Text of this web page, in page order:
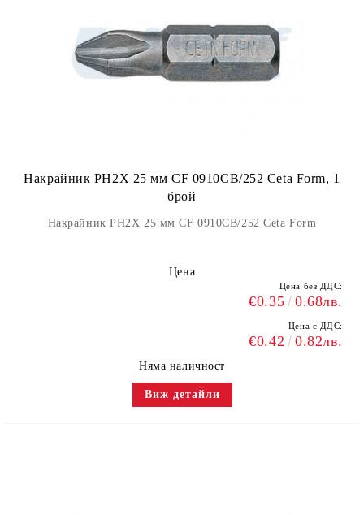
Накрайник PH2X 25 мм CF 0910CB/252 Ceta Form, 1
брой
Накрайник PH2X 25 мм CF 0910CB/252 Ceta Form
Цена
Цена без ДДС:
€0.35 0.68лв.
Цена с ДДС:
€0.42 0.82лв.
Няма наличност
Виж детайли